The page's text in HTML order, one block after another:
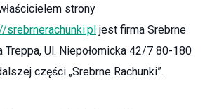
strony
srebrnerachunki.pl jest firma Srebrne
Treppa, Ul. Niepołomicka 42/7 80-180
części „Srebrne Rachunki”.